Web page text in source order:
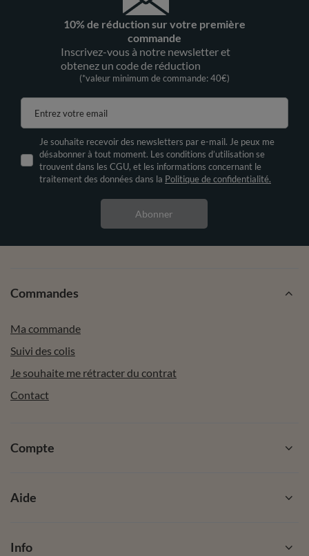
10% de réduction sur votre première
commande
Inscrivez-vous à notre newsletter et
obtenez un code de réduction
(*valeur minimum de commande: 40€)
Entrez votre email
Je souhaite recevoir des newsletters par e-mail. Je peux me
désabonner à tout moment. Les conditions d’utilisation se
trouvent dans les CGU, et les informations concernant le
traitement des données dans la Politique de confidentialité.
Abonner
Commandes
Ma commande
Suivi des colis
Je souhaite me rétracter du contrat
Contact
Compte
Aide
Info